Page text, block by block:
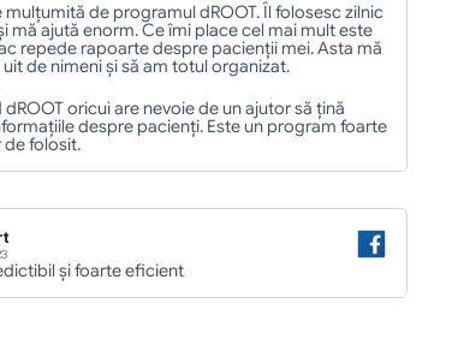
mulțumită de programul dROOT. Îl folosesc zilnic
mă ajută enorm. Ce îmi place cel mai mult este
repede rapoarte despre pacienții mei. Asta mă
uit de nimeni și să am totul organizat.
dROOT oricui are nevoie de un ajutor să țină
despre pacienți. Este un program foarte
de folosit.
și foarte eficient